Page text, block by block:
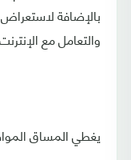
بالإضافة
والتعامل مع
يغطي المساق